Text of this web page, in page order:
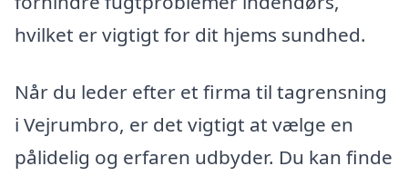
hvilket er vigtigt for dit hjems sundhed.
Når du leder efter et firma til tagrensning
i Vejrumbro, er det vigtigt at vælge en
pålidelig og erfaren udbyder. Du kan finde